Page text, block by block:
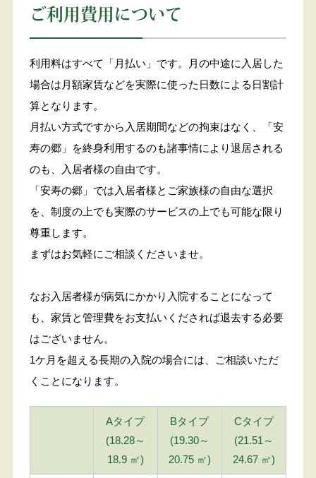
ご利用費用について
利用料はすべて「月払い」です。月の中途に入居した
場合は月額家賃などを実際に使った日数による日割計
算となります。
月払い方式ですから入居期間などの拘束はなく、「安
寿の郷」を終身利用するのも諸事情により退居される
のも、入居者様の自由です。
「安寿の郷」では入居者様とご家族様の自由な選択
を、制度の上でも実際のサービスの上でも可能な限り
尊重します。
まずはお気軽にご相談くださいませ。
なお入居者様が病気にかかり入院することになって
も、家賃と管理費をお支払いくだされば退去する必要
はございません。
1ケ月を超える長期の入院の場合には、ご相談いただ
くことになります。
Aタイプ
(18.28～
18.9 ㎡)
Bタイプ
(19.30～
20.75 ㎡)
Cタイプ
(21.51～
24.67 ㎡)